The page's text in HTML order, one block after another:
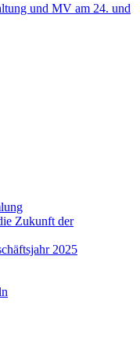
und MV am 24. und
Zukunft der
2025